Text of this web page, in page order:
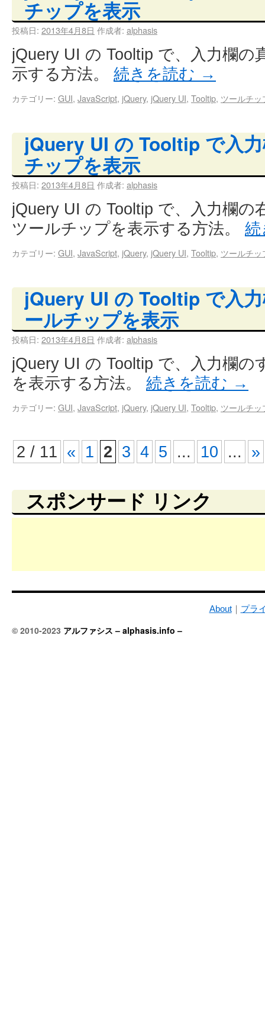
チップを表示
投稿日: 2013年4月8日 作成者: alphasis
jQuery UI の Tooltip で、入力欄の
示する方法。 続きを読む →
カテゴリー: GUI, JavaScript, jQuery, jQuery UI, Tooltip, ツールチッ
jQuery UI の Tooltip で入
チップを表示
投稿日: 2013年4月8日 作成者: alphasis
jQuery UI の Tooltip で、入力欄の
ツールチップを表示する方法。
カテゴリー: GUI, JavaScript, jQuery, jQuery UI, Tooltip, ツールチッ
jQuery UI の Tooltip で入
ールチップを表示
投稿日: 2013年4月8日 作成者: alphasis
jQuery UI の Tooltip で、入力欄の
を表示する方法。 続きを読む →
カテゴリー: GUI, JavaScript, jQuery, jQuery UI, Tooltip, ツールチッ
2 / 11 « 1 2 3 4 5 ... 10 ... »
スポンサード リンク
About｜ プラ
© 2010-2023 アルファシス – alphasis.info –